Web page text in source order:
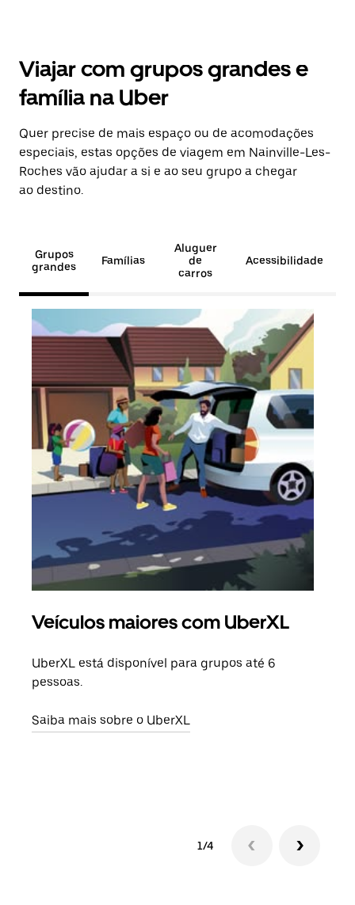
Viajar com grupos grandes e
família na Uber
Quer precise de mais espaço ou de acomodações
especiais, estas opções de viagem em Nainville-Les-
Roches vão ajudar a si e ao seu grupo a chegar
ao destino.
Grupos
grandes
Famílias
Aluguer
de
carros
Acessibilidade
Veículos maiores com UberXL
UberXL está disponível para grupos até 6
pessoas.
Saiba mais sobre o UberXL
1/4